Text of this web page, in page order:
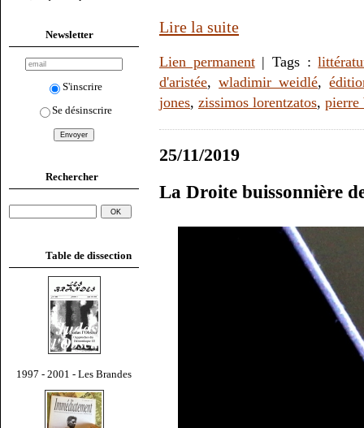
Newsletter
S'inscrire
Se désinscrire
Rechercher
Table de dissection
1997 - 2001 - Les Brandes
Lire la suite
Lien permanent| Tags :
d'aristée,wladimir weidlé,
jones, zissimos lorentzatos, pierre
25/11/2019
La Droite buissonnière